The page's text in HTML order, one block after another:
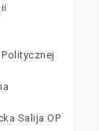
Salija OP